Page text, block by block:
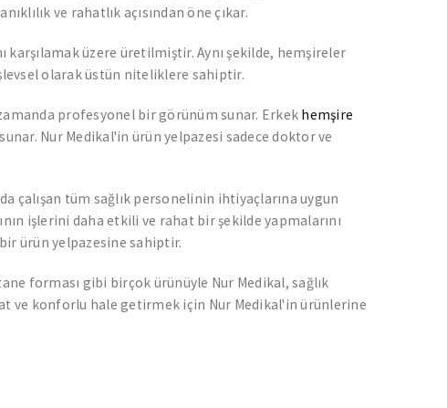
ve rahatlık açısından öne çıkar.
karşılamak üzere üretilmiştir. Aynı şekilde, hemşireler
olarak üstün niteliklere sahiptir.
zamanda profesyonel bir görünüm sunar. Erkek hemşire
Nur Medikal'in ürün yelpazesi sadece doktor ve
çalışan tüm sağlık personelinin ihtiyaçlarına uygun
işlerini daha etkili ve rahat bir şekilde yapmalarını
ürün yelpazesine sahiptir.
forması gibi birçok ürünüyle Nur Medikal, sağlık
ve konforlu hale getirmek için Nur Medikal'in ürünlerine